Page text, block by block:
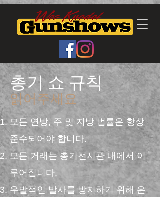
총기 쇼 규칙
읽어주세요
모든 연방, 주 및 지방 법률은 항상
준수되어야 합니다.
모든 거래는 총기전시관 내에서 이
루어집니다.
우발적인 발사를 방지하기 위해 은